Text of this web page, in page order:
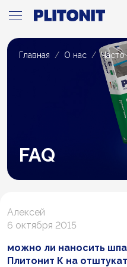
Главная О нас Часто
FAQ
Алексей
6 октября 2015
можно ли наносить
Плитонит К на